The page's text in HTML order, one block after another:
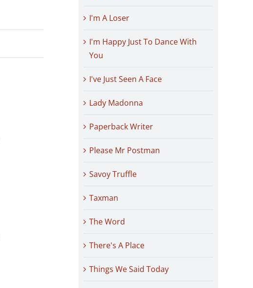
I'm A Loser
I'm Happy Just To Dance With
You
I've Just Seen A Face
Lady Madonna
Paperback Writer
Please Mr Postman
Savoy Truffle
Taxman
The Word
There's A Place
Things We Said Today